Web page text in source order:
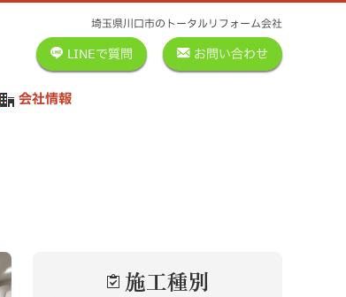
埼玉県川口市のトータルリフォーム会社
LINEで質問 お問い合わせ
会社情報
施工種別